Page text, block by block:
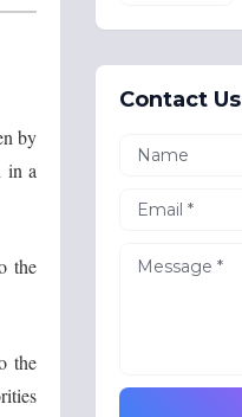
by
in a
the
the
Contact Us